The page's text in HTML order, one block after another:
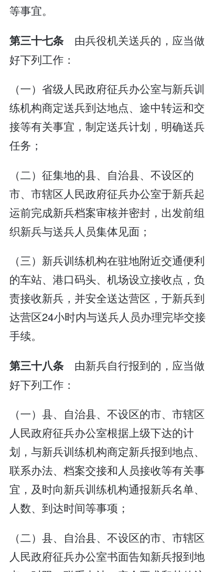
等事宜。
第三十七条 由兵役机关送兵的，应当做
好下列工作：
（一）省级人民政府征兵办公室与新兵训
练机构商定送兵到达地点、途中转运和交
接等有关事宜，制定送兵计划，明确送兵
任务；
（二）征集地的县、自治县、不设区的
市、市辖区人民政府征兵办公室于新兵起
运前完成新兵档案审核并密封，出发前组
织新兵与送兵人员集体见面；
（三）新兵训练机构在驻地附近交通便利
的车站、港口码头、机场设立接收点，负
责接收新兵，并安全送达营区，于新兵到
达营区24小时内与送兵人员办理完毕交接
手续。
第三十八条 由新兵自行报到的，应当做
好下列工作：
（一）县、自治县、不设区的市、市辖区
人民政府征兵办公室根据上级下达的计
划，与新兵训练机构商定新兵报到地点、
联系办法、档案交接和人员接收等有关事
宜，及时向新兵训练机构通报新兵名单、
人数、到达时间等事项；
（二）县、自治县、不设区的市、市辖区
人民政府征兵办公室书面告知新兵报到地